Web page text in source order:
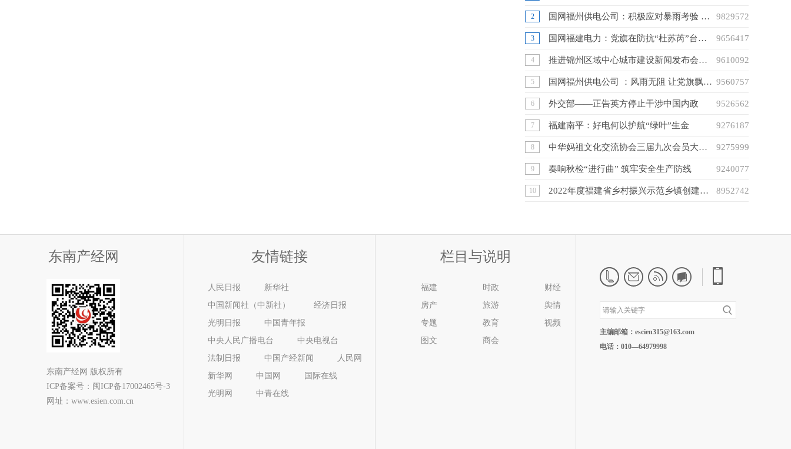
2 国网福州供电公司：积极应对暴雨考验 全力开展抢修复电 9829572
3 国网福建电力：党旗在防抗“杜苏芮”台风一线高高飘扬 9656417
4 推进锦州区域中心城市建设新闻发布会举行 9610092
5 国网福州供电公司 ：风雨无阻 让党旗飘扬在驰援莆田保电抢修一线 9560757
6 外交部——正告英方停止干涉中国内政 9526562
7 福建南平：好电何以护航“绿叶”生金 9276187
8 中华妈祖文化交流协会三届九次会员大会在广州南沙成功召开 9275999
9 奏响秋检“进行曲” 筑牢安全生产防线 9240077
10 2022年度福建省乡村振兴示范乡镇创建名单公示公告 8952742
东南产经网
东南产经网 版权所有
ICP备案号： 闽ICP备17002465号-3
网址：www.esien.com.cn
友情链接
人民日报
新华社
中国新闻社（中新社）
经济日报
光明日报
中国青年报
中央人民广播电台
中央电视台
法制日报
中国产经新闻
人民网
新华网
中国网
国际在线
光明网
中青在线
栏目与说明
福建 时政
财经
房产
旅游
舆情
专题
教育
视频
图文
商会
主编邮箱：escien315@163.com
电话：010—64979998